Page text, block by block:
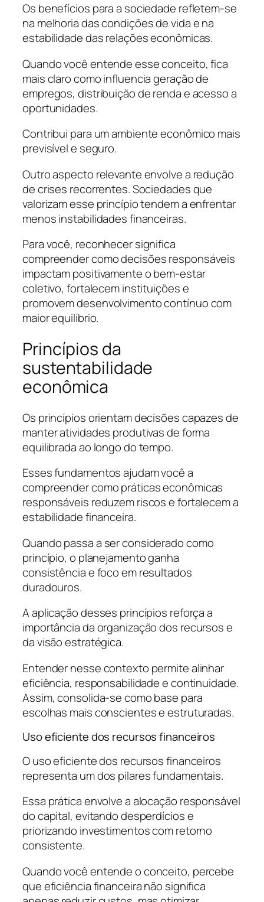
Os benefícios para a sociedade refletem-se
na melhoria das condições de vida e na
estabilidade das relações econômicas.
Quando você entende esse conceito, fica
mais claro como influencia geração de
empregos, distribuição de renda e acesso a
oportunidades.
Contribui para um ambiente econômico mais
previsível e seguro.
Outro aspecto relevante envolve a redução
de crises recorrentes. Sociedades que
valorizam esse princípio tendem a enfrentar
menos instabilidades financeiras.
Para você, reconhecer significa
compreender como decisões responsáveis
impactam positivamente o bem-estar
coletivo, fortalecem instituições e
promovem desenvolvimento contínuo com
maior equilíbrio.
Princípios da
sustentabilidade
econômica
Os princípios orientam decisões capazes de
manter atividades produtivas de forma
equilibrada ao longo do tempo.
Esses fundamentos ajudam você a
compreender como práticas econômicas
responsáveis reduzem riscos e fortalecem a
estabilidade financeira.
Quando passa a ser considerado como
princípio, o planejamento ganha
consistência e foco em resultados
duradouros.
A aplicação desses princípios reforça a
importância da organização dos recursos e
da visão estratégica.
Entender nesse contexto permite alinhar
eficiência, responsabilidade e continuidade.
Assim, consolida-se como base para
escolhas mais conscientes e estruturadas.
Uso eficiente dos recursos financeiros
O uso eficiente dos recursos financeiros
representa um dos pilares fundamentais.
Essa prática envolve a alocação responsável
do capital, evitando desperdícios e
priorizando investimentos com retorno
consistente.
Quando você entende o conceito, percebe
que eficiência financeira não significa